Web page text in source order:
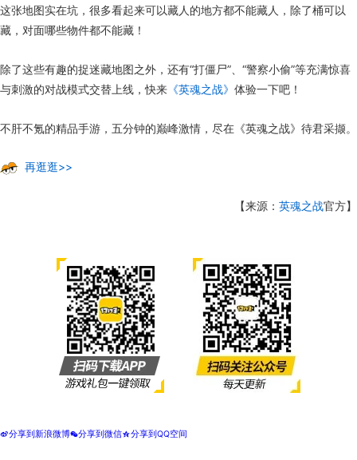
这张地图实在坑，很多看起来可以藏人的地方都不能藏人，除了桶可以
藏，对面哪些物件都不能藏！
除了这些有趣的捉迷藏地图之外，还有“打僵尸”、“警察小偷”等充满惊喜
与刺激的对战模式交替上线，快来 《英魂之战》 体验一下吧！
不肝不氪的精品手游，五分钟的巅峰激情，尽在《英魂之战》待君采撷。
再逛逛>>
【来源： 英魂之战官方】
t分享到新浪微博w分享到微信z分享到QQ空间